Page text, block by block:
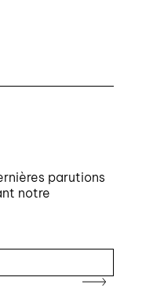
parutions
notre